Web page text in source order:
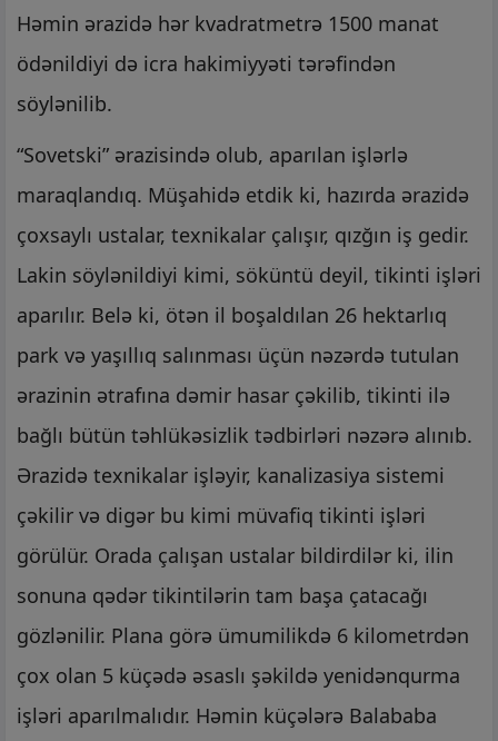
Həmin ərazidə hər kvadratmetrə 1500 manat
ödənildiyi də icra hakimiyyəti tərəfindən
söylənilib.
“Sovetski” ərazisində olub, aparılan işlərlə
maraqlandıq. Müşahidə etdik ki, hazırda ərazidə
çoxsaylı ustalar, texnikalar çalışır, qızğın iş gedir.
Lakin söylənildiyi kimi, söküntü deyil, tikinti işləri
aparılır. Belə ki, ötən il boşaldılan 26 hektarlıq
park və yaşıllıq salınması üçün nəzərdə tutulan
ərazinin ətrafına dəmir hasar çəkilib, tikinti ilə
bağlı bütün təhlükəsizlik tədbirləri nəzərə alınıb.
Ərazidə texnikalar işləyir, kanalizasiya sistemi
çəkilir və digər bu kimi müvafiq tikinti işləri
görülür. Orada çalışan ustalar bildirdilər ki, ilin
sonuna qədər tikintilərin tam başa çatacağı
gözlənilir. Plana görə ümumilikdə 6 kilometrdən
çox olan 5 küçədə əsaslı şəkildə yenidənqurma
işləri aparılmalıdır. Həmin küçələrə Balababa